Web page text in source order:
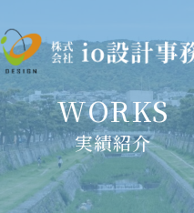
WORKS
実績紹介